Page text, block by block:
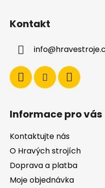
Kontakt
info@
Informace pro vás
Kontaktujte nás
O Hravých strojích
Doprava a platba
Moje objednávka